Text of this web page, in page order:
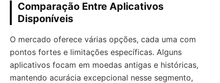
Comparação Entre Aplicativos
Disponíveis
O mercado oferece várias opções, cada uma com
pontos fortes e limitações específicas. Alguns
aplicativos focam em moedas antigas e históricas,
mantendo acurácia excepcional nesse segmento,